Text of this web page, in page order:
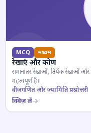
MCQ मध्यम
रेखाएं और कोण
समानांतर रेखाओं, तिर्यक रेखाओं और
महत्वपूर्ण हैं।
बीजगणित और ज्यामिति प्रश्नोत्तरी
क्विज़ लें